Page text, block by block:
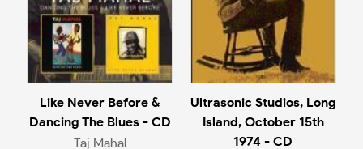
Like Never Before &
Dancing The Blues - CD
Taj Mahal
Ultrasonic Studios, Long
Island, October 15th
1974 - CD